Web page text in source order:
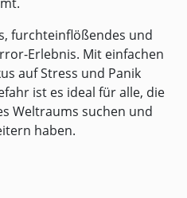
furchteinflößendes und
Erlebnis. Mit einfachen
auf Stress und Panik
ist es ideal für alle, die
Weltraums suchen und
haben.